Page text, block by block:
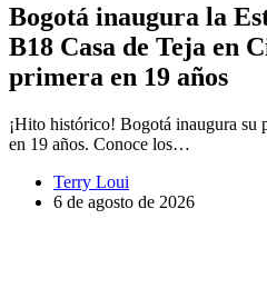
Bogotá inaugura la
B18 Casa de Teja en
primera en 19 años
¡Hito histórico! Bogotá inaugura su
en 19 años. Conoce los…
Terry Loui
6 de agosto de 2026